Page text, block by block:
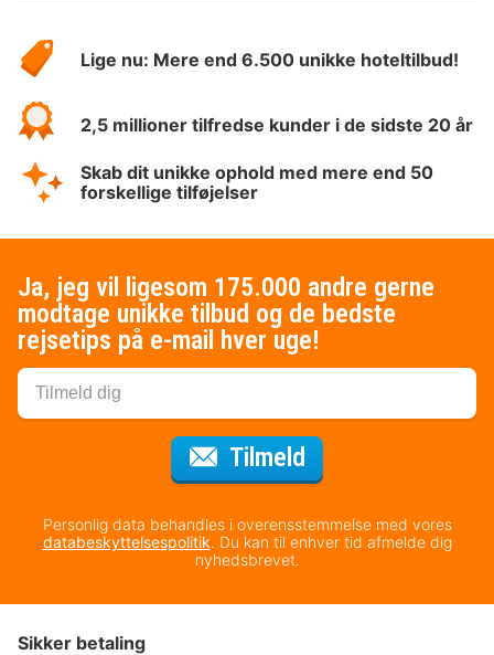
HotelSpecials
Lige nu: Mere end 6.500 unikke hoteltilbud!
2,5 millioner tilfredse kunder i de sidste 20 år
Skab dit unikke ophold med mere end 50
forskellige tilføjelser
Ja, jeg vil ligesom 175.000 andre gerne
modtage unikke tilbud og de bedste
rejsetips på e-mail hver uge!
Tilmeld
Personlig data behandles i overensstemmelse med vores
databeskyttelsespolitik. Du kan til enhver tid afmelde dig
nyhedsbrevet.
Sikker betaling